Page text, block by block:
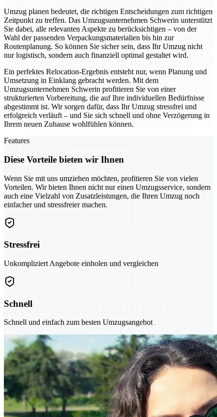
Umzug planen bedeutet, die richtigen Entscheidungen zum richtigen
Zeitpunkt zu treffen. Das Umzugsunternehmen Schwerin unterstützt
Sie dabei, alle relevanten Aspekte zu berücksichtigen – von der
Wahl der passenden Verpackungsmaterialien bis hin zur
Routenplanung. So können Sie sicher sein, dass Ihr Umzug nicht
nur logistisch, sondern auch finanziell optimal gestaltet wird.
Ein perfektes Relocation-Ergebnis entsteht nur, wenn Planung und
Umsetzung in Einklang gebracht werden. Mit dem
Umzugsunternehmen Schwerin profitieren Sie von einer
strukturierten Vorbereitung, die auf Ihre individuellen Bedürfnisse
abgestimmt ist. Wir sorgen dafür, dass Ihr Umzug stressfrei und
erfolgreich verläuft – und Sie sich schnell und ohne Verzögerung in
Ihrem neuen Zuhause wohlfühlen können.
Features
Diese Vorteile bieten wir Ihnen
Wenn Sie mit uns umziehen möchten, profitieren Sie von vielen
Vorteilen. Wir bieten Ihnen nicht nur einen Umzugsservice, sondern
auch eine Vielzahl von Zusatzleistungen, die Ihren Umzug noch
einfacher und stressfreier machen.
Stressfrei
Unkompliziert Angebote einholen und vergleichen
Schnell
Schnell und einfach zum besten Umzugsangebot